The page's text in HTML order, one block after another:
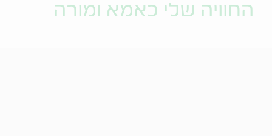
החוויה שלי כאמא ומורה